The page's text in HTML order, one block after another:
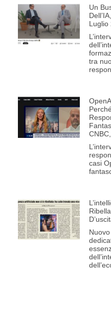
Un
Luglio
tra
casi